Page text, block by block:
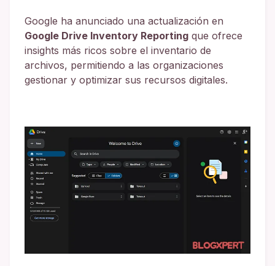
Google ha anunciado una actualización en
Google Drive Inventory Reporting que ofrece
insights más ricos sobre el inventario de
archivos, permitiendo a las organizaciones
gestionar y optimizar sus recursos digitales.